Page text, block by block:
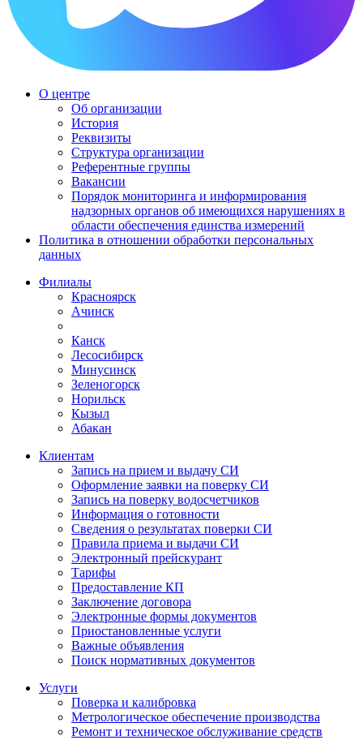
О центре
Об организации
История
Реквизиты
Структура организации
Референтные группы
Вакансии
Порядок мониторинга и информирования
надзорных органов об имеющихся нарушениях в
области обеспечения единства измерений
Политика в отношении обработки персональных
данных
Филиалы
Красноярск
Ачинск
Канск
Лесосибирск
Минусинск
Зеленогорск
Норильск
Кызыл
Абакан
Клиентам
Запись на прием и выдачу СИ
Оформление заявки на поверку СИ
Запись на поверку водосчетчиков
Информация о готовности
Сведения о результатах поверки СИ
Правила приема и выдачи СИ
Электронный прейскурант
Тарифы
Предоставление КП
Заключение договора
Электронные формы документов
Приостановленные услуги
Важные объявления
Поиск нормативных документов
Услуги
Поверка и калибровка
Метрологическое обеспечение производства
Ремонт и техническое обслуживание средств